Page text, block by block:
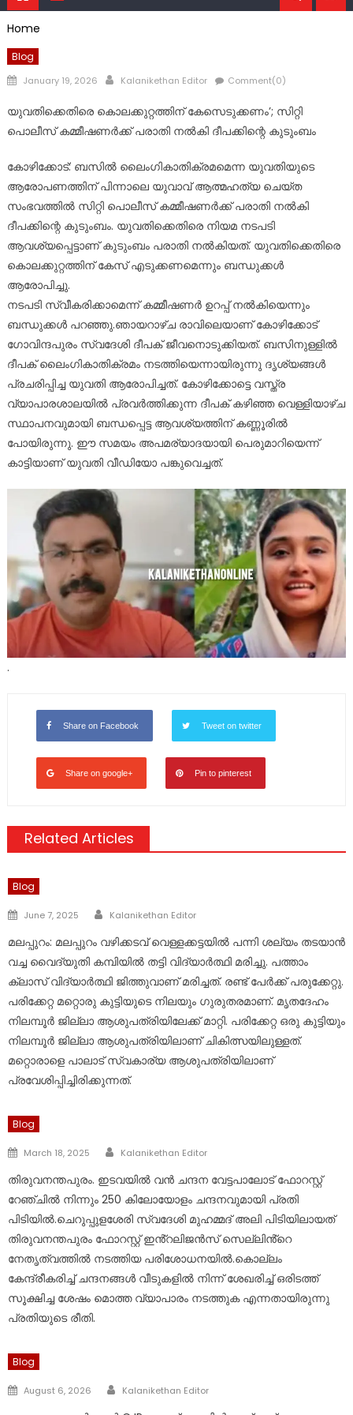
Home
Blog
Posted
January 19, 2026 Author
Kalanikethan Editor Comment(0)
യുവതിക്കെതിരെ കൊലക്കുറ്റത്തിന് കേസെടുക്കണം’; സിറ്റി
പൊലീസ് കമ്മീഷണര്‍ക്ക് പരാതി നല്‍കി ദീപക്കിന്റെ കുടുംബം
കോഴിക്കോട്: ബസില്‍ ലൈംഗികാതിക്രമമെന്ന യുവതിയുടെ
ആരോപണത്തിന് പിന്നാലെ യുവാവ് ആത്മഹത്യ ചെയ്ത
സംഭവത്തില്‍ സിറ്റി പൊലീസ് കമ്മീഷണര്‍ക്ക് പരാതി നല്‍കി
ദീപക്കിന്റെ കുടുംബം. യുവതിക്കെതിരെ നിയമ നടപടി
ആവശ്യപ്പെട്ടാണ് കുടുംബം പരാതി നല്‍കിയത്. യുവതിക്കെതിരെ
കൊലക്കുറ്റത്തിന് കേസ് എടുക്കണമെന്നും ബന്ധുക്കള്‍
ആരോപിച്ചു.
നടപടി സ്വീകരിക്കാമെന്ന് കമ്മീഷണര്‍ ഉറപ്പ് നല്‍കിയെന്നും
ബന്ധുക്കള്‍ പറഞ്ഞു.ഞായറാഴ്ച രാവിലെയാണ് കോഴിക്കോട്
ഗോവിന്ദപുരം സ്വദേശി ദീപക് ജീവനൊടുക്കിയത്. ബസിനുള്ളില്‍
ദീപക് ലൈംഗികാതിക്രമം നടത്തിയെന്നായിരുന്നു ദൃശ്യങ്ങള്‍
പ്രചരിപ്പിച്ച യുവതി ആരോപിച്ചത്. കോഴിക്കോട്ടെ വസ്ത്ര
വ്യാപാരശാലയില്‍ പ്രവര്‍ത്തിക്കുന്ന ദീപക് കഴിഞ്ഞ വെള്ളിയാഴ്ച
സ്ഥാപനവുമായി ബന്ധപ്പെട്ട ആവശ്യത്തിന് കണ്ണൂരില്‍
പോയിരുന്നു. ഈ സമയം അപമര്യാദയായി പെരുമാറിയെന്ന്
കാട്ടിയാണ് യുവതി വീഡിയോ പങ്കുവെച്ചത്.
.
Share on Facebook Tweet on twitter
Share on google+ Pin to pinterest
Related Articles
Blog
Posted
June 7, 2025 Author
Kalanikethan Editor
മലപ്പുറം: മലപ്പുറം വഴിക്കടവ് വെള്ളക്കട്ടയിൽ പന്നി ശല്യം തടയാൻ
വച്ച വൈദ്യുതി കമ്പിയിൽ തട്ടി വിദ്യാർത്ഥി മരിച്ചു. പത്താം
ക്ലാസ് വിദ്യാർത്ഥി ജിത്തുവാണ് മരിച്ചത്. രണ്ട് പേർക്ക് പരുക്കേറ്റു.
പരിക്കേറ്റ മറ്റൊരു കുട്ടിയുടെ നിലയും ഗുരുതരമാണ്. മൃതദേഹം
നിലമ്പൂർ ജില്ലാ ആശുപത്രിയിലേക്ക് മാറ്റി. പരിക്കേറ്റ ഒരു കുട്ടിയും
നിലമ്പൂർ ജില്ലാ ആശുപത്രിയിലാണ് ചികിത്സയിലുള്ളത്.
മറ്റൊരാളെ പാലാട് സ്വകാര്യ ആശുപത്രിയിലാണ്
പ്രവേശിപ്പിച്ചിരിക്കുന്നത്.
Blog
Posted
March 18, 2025 Author
Kalanikethan Editor
തിരുവനന്തപുരം. ഇടവയിൽ വൻ ചന്ദന വേട്ടപാലോട് ഫോറസ്റ്റ്
റേഞ്ചിൽ നിന്നും 250 കിലോയോളം ചന്ദനവുമായി പ്രതി
പിടിയിൽ.ചെറുപ്പുളശേരി സ്വദേശി മുഹമ്മദ് അലി പിടിയിലായത്
തിരുവനന്തപുരം ഫോറസ്റ്റ് ഇൻ്റലിജൻസ് സെല്ലിൻ്റെ
നേതൃത്വത്തിൽ നടത്തിയ പരിശോധനയിൽ.കൊല്ലം
കേന്ദ്രീകരിച്ച് ചന്ദനങ്ങൾ വീടുകളിൽ നിന്ന് ശേഖരിച്ച് ഒരിടത്ത്
സൂക്ഷിച്ച ശേഷം മൊത്ത വ്യാപാരം നടത്തുക എന്നതായിരുന്നു
പ്രതിയുടെ രീതി.
Blog
Posted
August 6, 2026 Author
Kalanikethan Editor